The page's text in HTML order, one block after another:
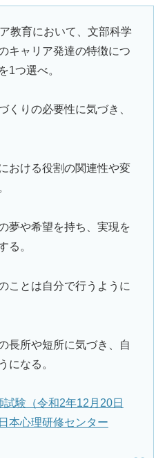
教育において、文部科学
キャリア発達の特徴につ
1つ選べ。
りの必要性に気づき、
ける役割の関連性や変
や希望を持ち、実現を
る。
とは自分で行うように
所や短所に気づき、自
になる。
験（令和2年12月20日
本心理研修センター